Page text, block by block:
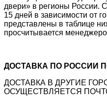
двери» в регионы России.
15 дней в зависимости от
представлены в таблице
просчитывается
ДОСТАВКА ПО РОССИИ
ДОСТАВКА В ДРУГИЕ
ОСУЩЕСТВЛЯЕТСЯ